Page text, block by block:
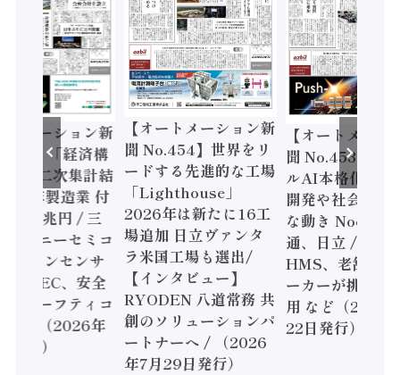
トメーション新
】「経済構
調査二次集計結
年製造業 付
額86兆円 / 三
とソニーセミコ
ジョンセンサ
/ IDEC、安全
すセーフティコ
ーラ（2026年
発行）
【オートメーション新
聞 No.454】世界をリ
ードする先進的な工場
「Lighthouse」
2026年は新たに16工
場追加 日立ヴァンタ
ラ米国工場も選出/
【インタビュー】
RYODEN 八道常務 共
創のソリューションパ
ートナーへ / （2026
年7月29日発行）
【オートメーシ
聞 No.453】フ
ルAI本格化へ
開発や社会実装
な動き Noetra
通、日立 / 兵神
HMS、老舗ポ
ーカーが挑むデ
用 など（2026
22日発行）